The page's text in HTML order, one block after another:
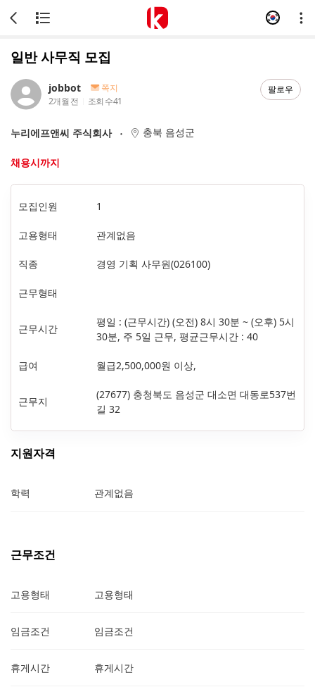
일반 사무직 모집
jobbot
쪽지
2개월 전
조회 수41
팔로우
누리에프앤씨 주식회사 충북 음성군
채용시까지
모집인원 1
고용형태 관계없음
직종 경영 기획 사무원(026100)
근무형태
근무시간
평일 : (근무시간) (오전) 8시 30분 ~ (오후) 5시
30분, 주 5일 근무, 평균근무시간 : 40
급여 월급2,500,000원 이상,
근무지
(27677) 충청북도 음성군 대소면 대동로537번
길 32
지원자격
학력 관계없음
근무조건
고용형태 고용형태
임금조건 임금조건
휴게시간 휴게시간